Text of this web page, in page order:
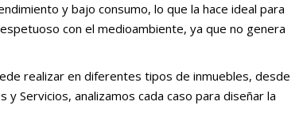
y bajo consumo, lo que la hace ideal para
con el medioambiente, ya que no genera
realizar en diferentes tipos de inmuebles, desde
Servicios, analizamos cada caso para diseñar la